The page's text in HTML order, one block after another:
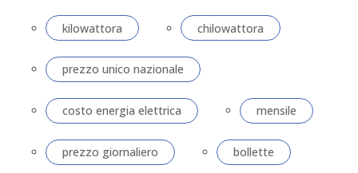
kilowattora chilowattora
prezzo unico nazionale
costo energia elettrica mensile
prezzo giornaliero bollette